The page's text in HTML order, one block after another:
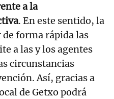
a la
. En este sentido, la
forma rápida las
a las y los agentes
circunstancias
Así, gracias a
de Getxo podrá